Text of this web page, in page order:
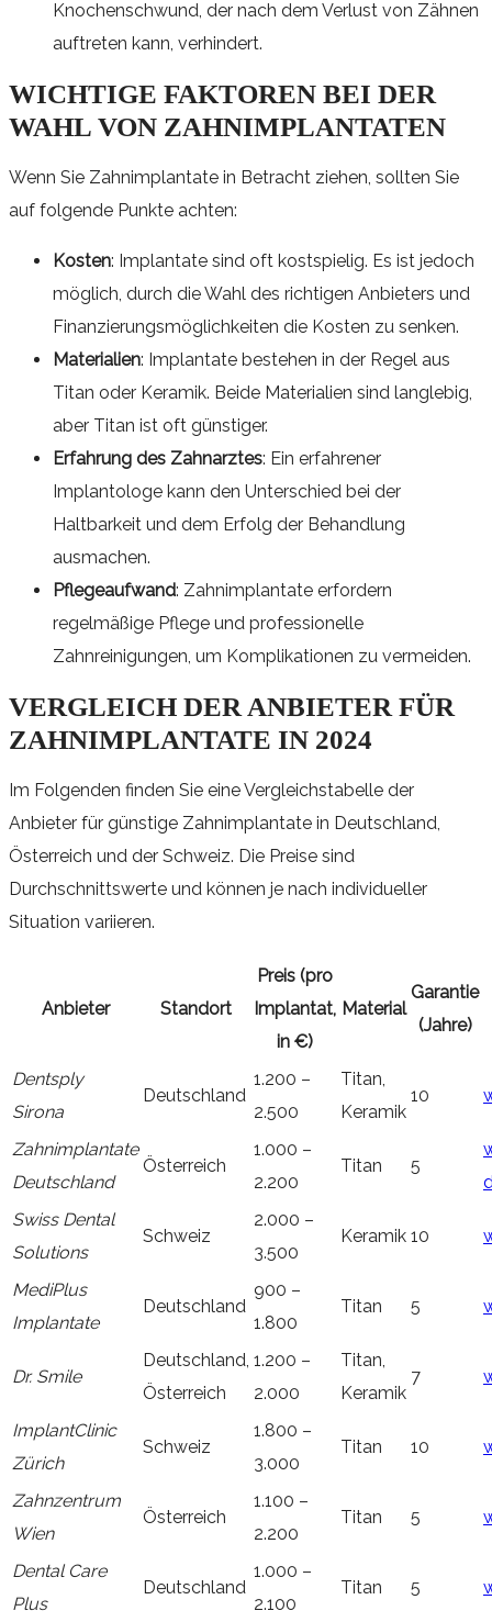
Knochenschwund, der nach dem Verlust von Zähnen
auftreten kann, verhindert.
WICHTIGE FAKTOREN BEI DER
WAHL VON ZAHNIMPLANTATEN
Wenn Sie Zahnimplantate in Betracht ziehen, sollten Sie
auf folgende Punkte achten:
Kosten: Implantate sind oft kostspielig. Es ist jedoch
möglich, durch die Wahl des richtigen Anbieters und
Finanzierungsmöglichkeiten die Kosten zu senken.
Materialien: Implantate bestehen in der Regel aus
Titan oder Keramik. Beide Materialien sind langlebig,
aber Titan ist oft günstiger.
Erfahrung des Zahnarztes: Ein erfahrener
Implantologe kann den Unterschied bei der
Haltbarkeit und dem Erfolg der Behandlung
ausmachen.
Pflegeaufwand: Zahnimplantate erfordern
regelmäßige Pflege und professionelle
Zahnreinigungen, um Komplikationen zu vermeiden.
VERGLEICH DER ANBIETER FÜR
ZAHNIMPLANTATE IN 2024
Im Folgenden finden Sie eine Vergleichstabelle der
Anbieter für günstige Zahnimplantate in Deutschland,
Österreich und der Schweiz. Die Preise sind
Durchschnittswerte und können je nach individueller
Situation variieren.
Anbieter Standort
Preis (pro
Implantat,
in €)
Material
Garantie
(Jahre)
Dentsply
Sirona
Deutschland
1.200 –
2.500
Titan,
Keramik
10
Zahnimplantate
Deutschland
Österreich
1.000 –
2.200
Titan 5
Swiss Dental
Solutions
Schweiz
2.000 –
3.500
Keramik 10
MediPlus
Implantate
Deutschland
900 –
1.800
Titan 5
Dr. Smile
Deutschland,
Österreich
1.200 –
2.000
Titan,
Keramik
7
ImplantClinic
Zürich
Schweiz
1.800 –
3.000
Titan 10
Zahnzentrum
Wien
Österreich
1.100 –
2.200
Titan 5
Dental Care
Plus
Deutschland
1.000 –
2.100
Titan 5